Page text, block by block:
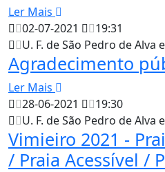
Ler Mais
02-07-2021
19:31
U. F. de São Pedro de Alva
Agradecimento
Ler Mais
28-06-2021
19:30
U. F. de São Pedro de Alva
Vimieiro 2021 -
/ Praia Acessível /